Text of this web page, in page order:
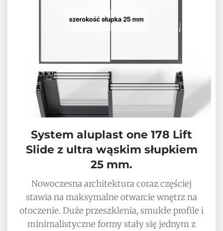
System aluplast one 178 Lift
Slide z ultra wąskim słupkiem
25 mm.
Nowoczesna architektura coraz częściej
stawia na maksymalne otwarcie wnętrz na
otoczenie. Duże przeszklenia, smukłe profile i
minimalistyczne formy stały się jednym z